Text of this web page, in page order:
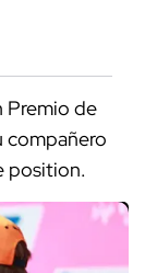
Premio de
compañero
position.